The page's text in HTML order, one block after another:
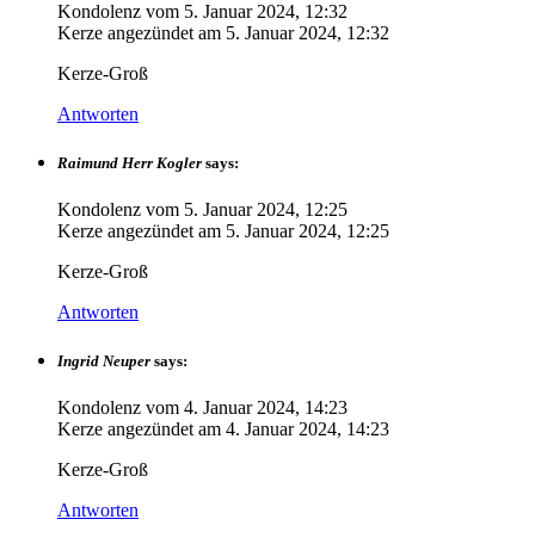
Kondolenz vom 5. Januar 2024, 12:32
Kerze angezündet am 5. Januar 2024, 12:32
Kerze-Groß
Antworten
Raimund Herr Kogler says:
Kondolenz vom 5. Januar 2024, 12:25
Kerze angezündet am 5. Januar 2024, 12:25
Kerze-Groß
Antworten
Ingrid Neuper says:
Kondolenz vom 4. Januar 2024, 14:23
Kerze angezündet am 4. Januar 2024, 14:23
Kerze-Groß
Antworten